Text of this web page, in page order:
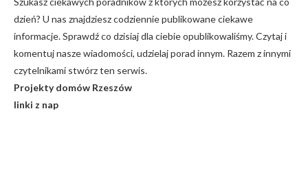
dzień? U nas znajdziesz codziennie publikowane ciekawe
informacje. Sprawdź co dzisiaj dla ciebie opublikowaliśmy. Czytaj i
komentuj nasze wiadomości, udzielaj porad innym. Razem z innymi
czytelnikami stwórz ten serwis.
Projekty domów Rzeszów
linki z nap